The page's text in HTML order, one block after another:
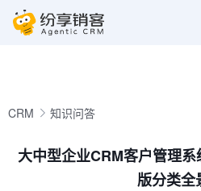
CRM 知识问答
大中型企业CRM客户管理
版分类全